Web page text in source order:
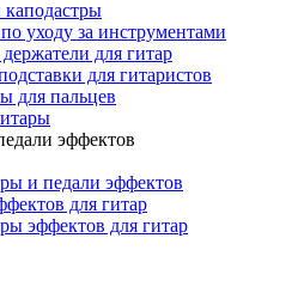
уходу за инструментами
для гитар
для гитаристов
для пальцев
эффектов
и педали эффектов
для гитар
эффектов для гитар